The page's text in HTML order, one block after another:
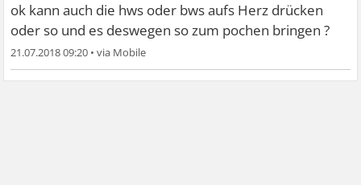
ok kann auch die hws oder bws aufs Herz drücken
oder so und es deswegen so zum pochen bringen ?
21.07.2018 09:20 •